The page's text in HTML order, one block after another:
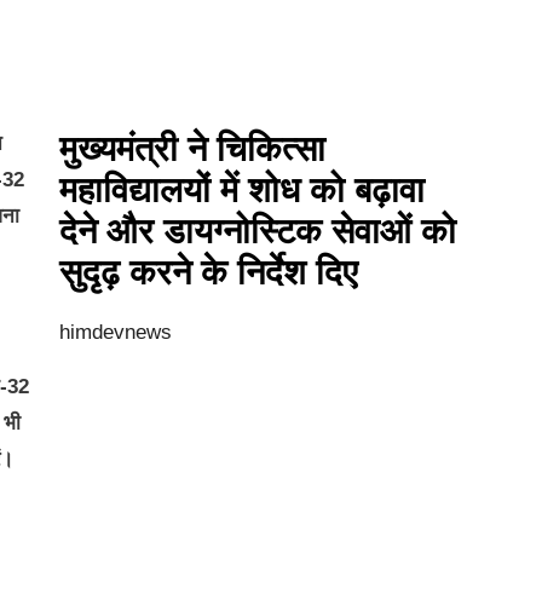
32
32
मुख्यमंत्री ने चिकित्सा
महाविद्यालयों में शोध को बढ़ावा
देने और डायग्नोस्टिक सेवाओं को
सुदृढ़ करने के निर्देश दिए
himdevnews